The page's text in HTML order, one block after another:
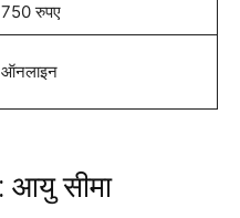
750 रुपए
ऑनलाइन
सीमा